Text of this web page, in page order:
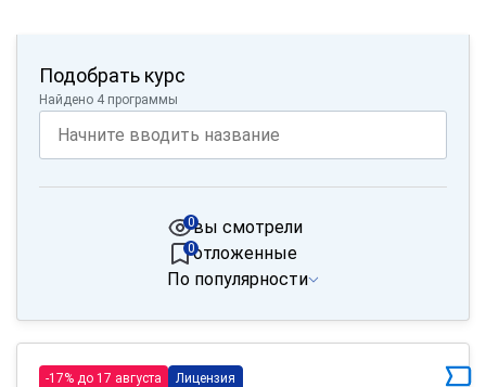
Подобрать курс
Найдено 4 программы
вы смотрели
0
отложенные
0
По популярности
-17% до 17 августа Лицензия